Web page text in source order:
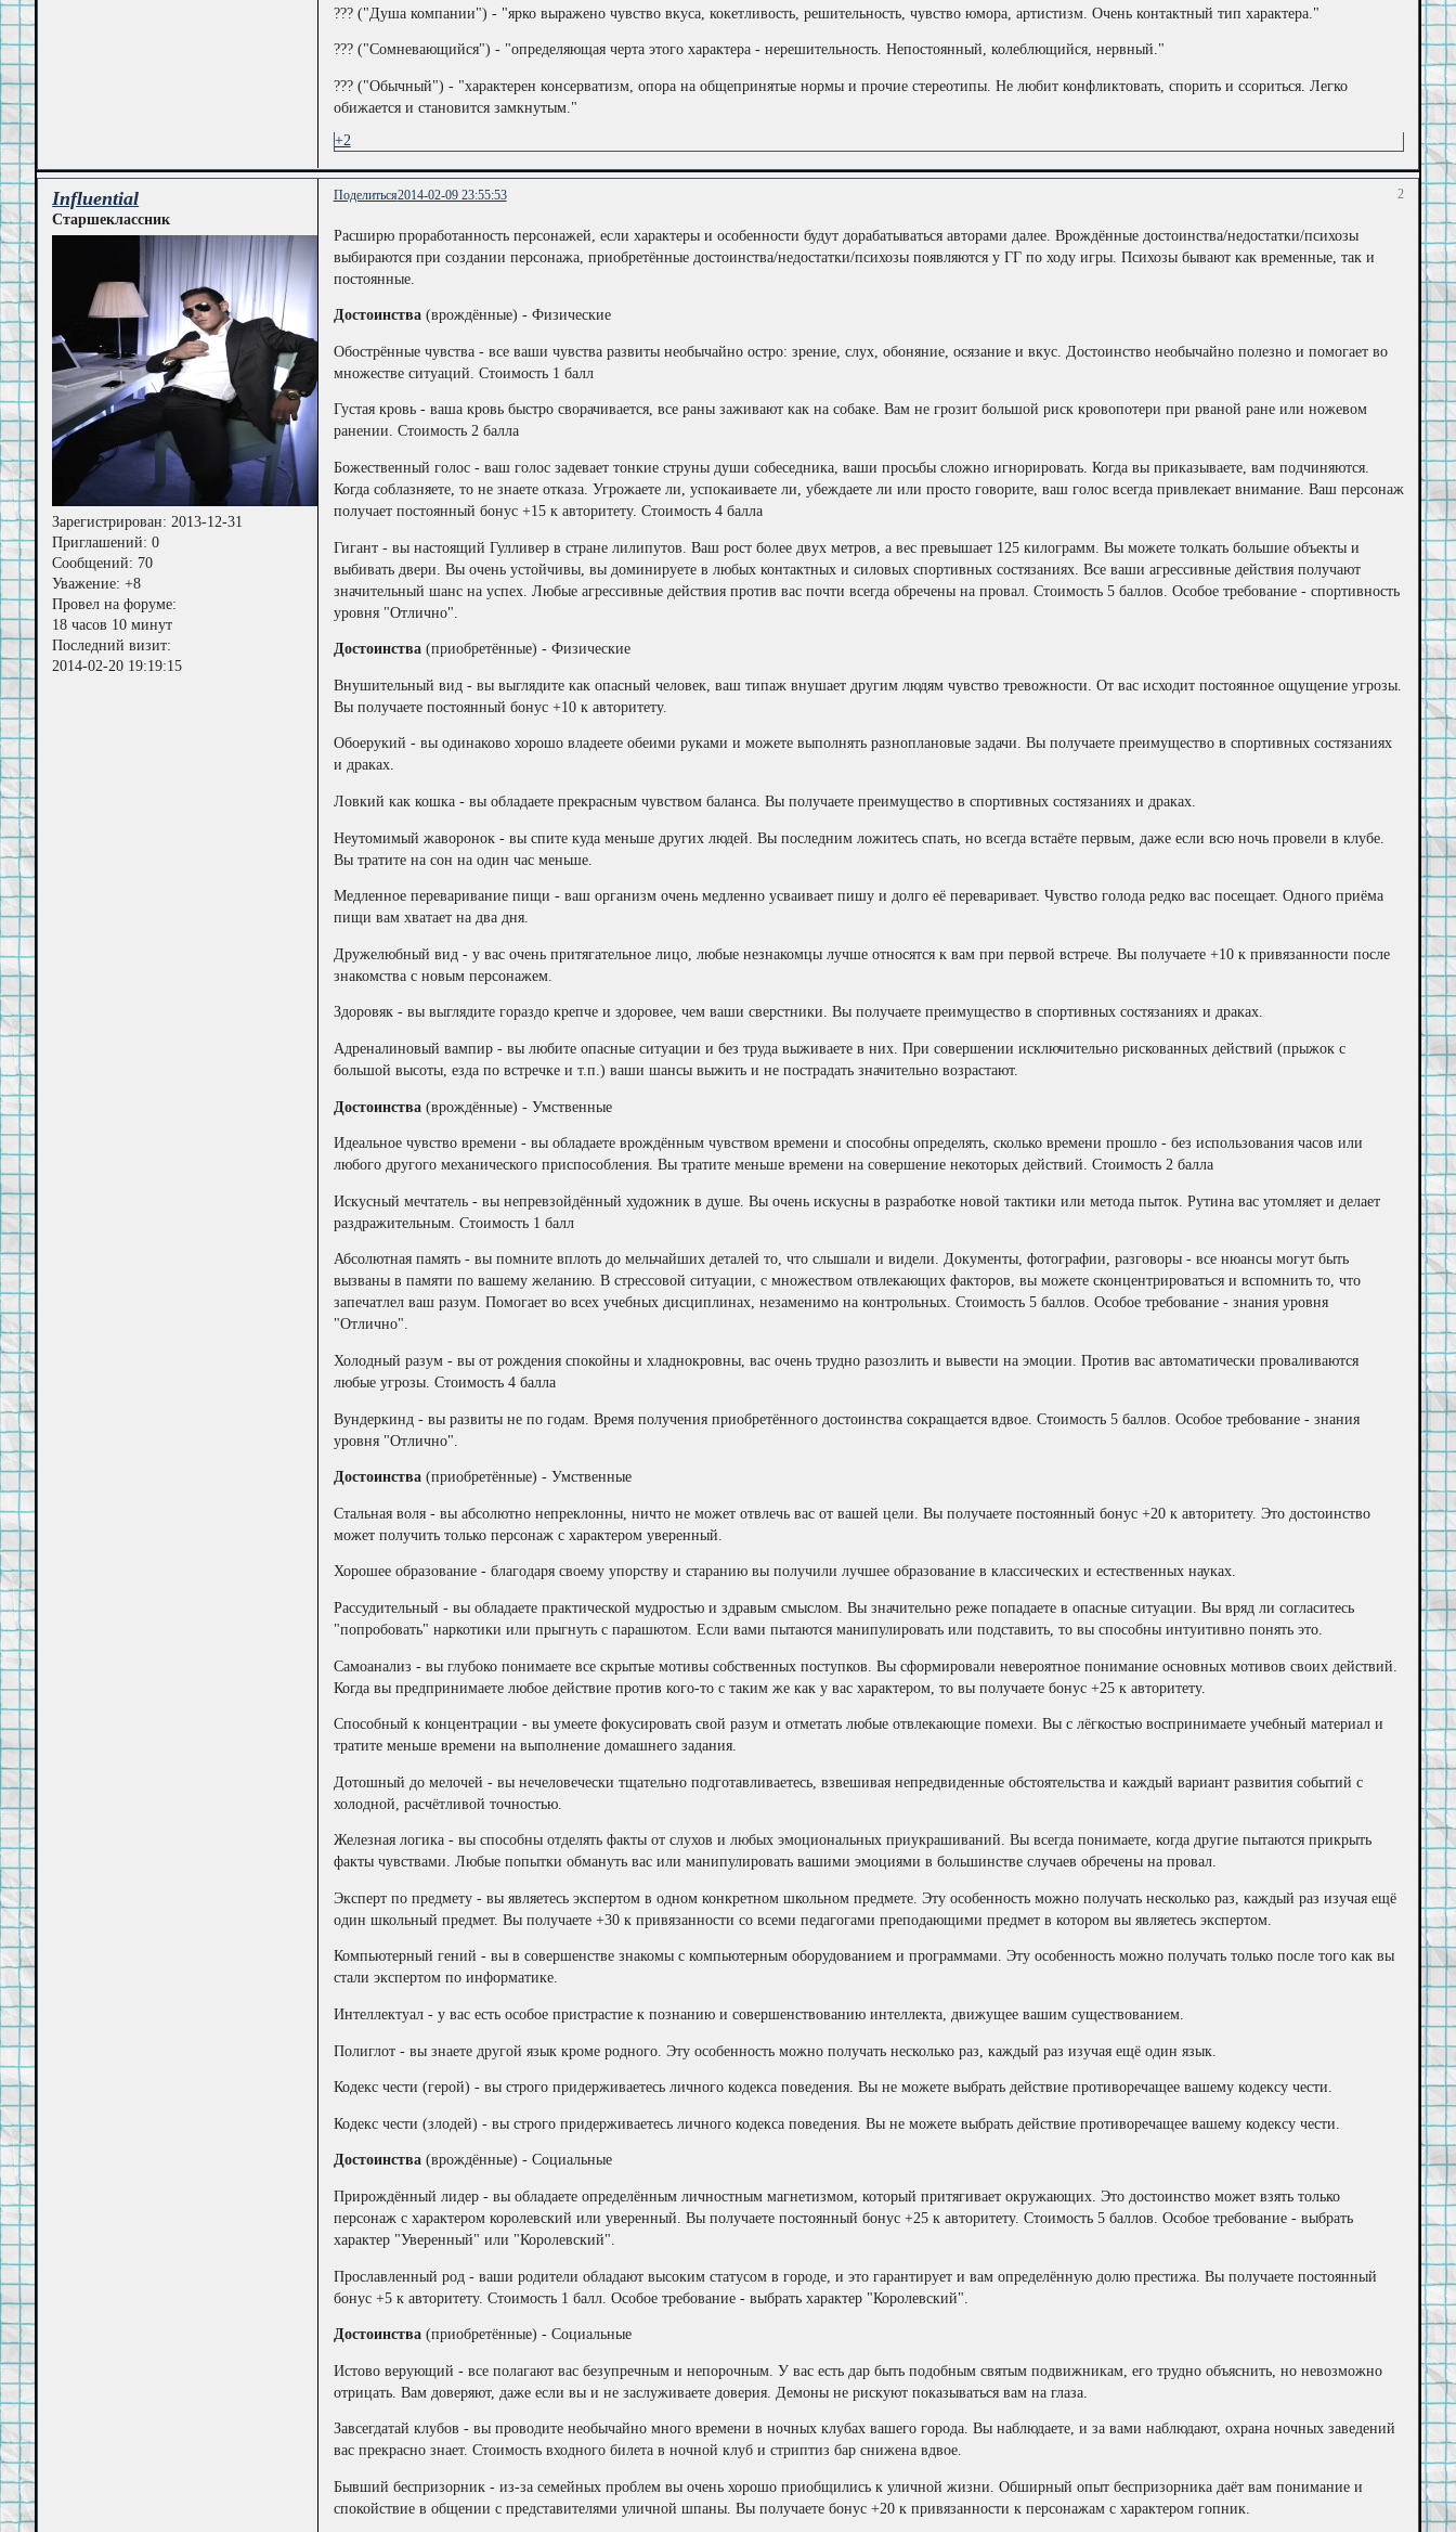
??? ("Душа компании") - "ярко выражено чувство вкуса, кокетливость, решительность, чувство юмора, артистизм. Очень контактный тип характера."
??? ("Сомневающийся") - "определяющая черта этого характера - нерешительность. Непостоянный, колеблющийся, нервный."
??? ("Обычный") - "характерен консерватизм, опора на общепринятые нормы и прочие стереотипы. Не любит конфликтовать, спорить и ссориться. Легко
обижается и становится замкнутым."
+2
Поделиться 2
2014-02-09 23:55:53
Influential
Старшеклассник
Зарегистрирован: 2013-12-31
Приглашений: 0
Сообщений: 70
Уважение: +8
Провел на форуме:
18 часов 10 минут
Последний визит:
2014-02-20 19:19:15
Расширю проработанность персонажей, если характеры и особенности будут дорабатываться авторами далее. Врождённые достоинства/недостатки/психозы
выбираются при создании персонажа, приобретённые достоинства/недостатки/психозы появляются у ГГ по ходу игры. Психозы бывают как временные, так и
постоянные.
Достоинства(врождённые) - Физические
Обострённые чувства - все ваши чувства развиты необычайно остро: зрение, слух, обоняние, осязание и вкус. Достоинство необычайно полезно и помогает во
множестве ситуаций. Стоимость 1 балл
Густая кровь - ваша кровь быстро сворачивается, все раны заживают как на собаке. Вам не грозит большой риск кровопотери при рваной ране или ножевом
ранении. Стоимость 2 балла
Божественный голос - ваш голос задевает тонкие струны души собеседника, ваши просьбы сложно игнорировать. Когда вы приказываете, вам подчиняются.
Когда соблазняете, то не знаете отказа. Угрожаете ли, успокаиваете ли, убеждаете ли или просто говорите, ваш голос всегда привлекает внимание. Ваш персонаж
получает постоянный бонус +15 к авторитету. Стоимость 4 балла
Гигант - вы настоящий Гулливер в стране лилипутов. Ваш рост более двух метров, а вес превышает 125 килограмм. Вы можете толкать большие объекты и
выбивать двери. Вы очень устойчивы, вы доминируете в любых контактных и силовых спортивных состязаниях. Все ваши агрессивные действия получают
значительный шанс на успех. Любые агрессивные действия против вас почти всегда обречены на провал. Стоимость 5 баллов. Особое требование - спортивность
уровня "Отлично".
Достоинства(приобретённые) - Физические
Внушительный вид - вы выглядите как опасный человек, ваш типаж внушает другим людям чувство тревожности. От вас исходит постоянное ощущение угрозы.
Вы получаете постоянный бонус +10 к авторитету.
Обоерукий - вы одинаково хорошо владеете обеими руками и можете выполнять разноплановые задачи. Вы получаете преимущество в спортивных состязаниях
и драках.
Ловкий как кошка - вы обладаете прекрасным чувством баланса. Вы получаете преимущество в спортивных состязаниях и драках.
Неутомимый жаворонок - вы спите куда меньше других людей. Вы последним ложитесь спать, но всегда встаёте первым, даже если всю ночь провели в клубе.
Вы тратите на сон на один час меньше.
Медленное переваривание пищи - ваш организм очень медленно усваивает пишу и долго её переваривает. Чувство голода редко вас посещает. Одного приёма
пищи вам хватает на два дня.
Дружелюбный вид - у вас очень притягательное лицо, любые незнакомцы лучше относятся к вам при первой встрече. Вы получаете +10 к привязанности после
знакомства с новым персонажем.
Здоровяк - вы выглядите гораздо крепче и здоровее, чем ваши сверстники. Вы получаете преимущество в спортивных состязаниях и драках.
Адреналиновый вампир - вы любите опасные ситуации и без труда выживаете в них. При совершении исключительно рискованных действий (прыжок с
большой высоты, езда по встречке и т.п.) ваши шансы выжить и не пострадать значительно возрастают.
Достоинства(врождённые) - Умственные
Идеальное чувство времени - вы обладаете врождённым чувством времени и способны определять, сколько времени прошло - без использования часов или
любого другого механического приспособления. Вы тратите меньше времени на совершение некоторых действий. Стоимость 2 балла
Искусный мечтатель - вы непревзойдённый художник в душе. Вы очень искусны в разработке новой тактики или метода пыток. Рутина вас утомляет и делает
раздражительным. Стоимость 1 балл
Абсолютная память - вы помните вплоть до мельчайших деталей то, что слышали и видели. Документы, фотографии, разговоры - все нюансы могут быть
вызваны в памяти по вашему желанию. В стрессовой ситуации, с множеством отвлекающих факторов, вы можете сконцентрироваться и вспомнить то, что
запечатлел ваш разум. Помогает во всех учебных дисциплинах, незаменимо на контрольных. Стоимость 5 баллов. Особое требование - знания уровня
"Отлично".
Холодный разум - вы от рождения спокойны и хладнокровны, вас очень трудно разозлить и вывести на эмоции. Против вас автоматически проваливаются
любые угрозы. Стоимость 4 балла
Вундеркинд - вы развиты не по годам. Время получения приобретённого достоинства сокращается вдвое. Стоимость 5 баллов. Особое требование - знания
уровня "Отлично".
Достоинства(приобретённые) - Умственные
Стальная воля - вы абсолютно непреклонны, ничто не может отвлечь вас от вашей цели. Вы получаете постоянный бонус +20 к авторитету. Это достоинство
может получить только персонаж с характером уверенный.
Хорошее образование - благодаря своему упорству и старанию вы получили лучшее образование в классических и естественных науках.
Рассудительный - вы обладаете практической мудростью и здравым смыслом. Вы значительно реже попадаете в опасные ситуации. Вы вряд ли согласитесь
"попробовать" наркотики или прыгнуть с парашютом. Если вами пытаются манипулировать или подставить, то вы способны интуитивно понять это.
Самоанализ - вы глубоко понимаете все скрытые мотивы собственных поступков. Вы сформировали невероятное понимание основных мотивов своих действий.
Когда вы предпринимаете любое действие против кого-то с таким же как у вас характером, то вы получаете бонус +25 к авторитету.
Способный к концентрации - вы умеете фокусировать свой разум и отметать любые отвлекающие помехи. Вы с лёгкостью воспринимаете учебный материал и
тратите меньше времени на выполнение домашнего задания.
Дотошный до мелочей - вы нечеловечески тщательно подготавливаетесь, взвешивая непредвиденные обстоятельства и каждый вариант развития событий с
холодной, расчётливой точностью.
Железная логика - вы способны отделять факты от слухов и любых эмоциональных приукрашиваний. Вы всегда понимаете, когда другие пытаются прикрыть
факты чувствами. Любые попытки обмануть вас или манипулировать вашими эмоциями в большинстве случаев обречены на провал.
Эксперт по предмету - вы являетесь экспертом в одном конкретном школьном предмете. Эту особенность можно получать несколько раз, каждый раз изучая ещё
один школьный предмет. Вы получаете +30 к привязанности со всеми педагогами преподающими предмет в котором вы являетесь экспертом.
Компьютерный гений - вы в совершенстве знакомы с компьютерным оборудованием и программами. Эту особенность можно получать только после того как вы
стали экспертом по информатике.
Интеллектуал - у вас есть особое пристрастие к познанию и совершенствованию интеллекта, движущее вашим существованием.
Полиглот - вы знаете другой язык кроме родного. Эту особенность можно получать несколько раз, каждый раз изучая ещё один язык.
Кодекс чести (герой) - вы строго придерживаетесь личного кодекса поведения. Вы не можете выбрать действие противоречащее вашему кодексу чести.
Кодекс чести (злодей) - вы строго придерживаетесь личного кодекса поведения. Вы не можете выбрать действие противоречащее вашему кодексу чести.
Достоинства(врождённые) - Социальные
Прирождённый лидер - вы обладаете определённым личностным магнетизмом, который притягивает окружающих. Это достоинство может взять только
персонаж с характером королевский или уверенный. Вы получаете постоянный бонус +25 к авторитету. Стоимость 5 баллов. Особое требование - выбрать
характер "Уверенный" или "Королевский".
Прославленный род - ваши родители обладают высоким статусом в городе, и это гарантирует и вам определённую долю престижа. Вы получаете постоянный
бонус +5 к авторитету. Стоимость 1 балл. Особое требование - выбрать характер "Королевский".
Достоинства(приобретённые) - Социальные
Истово верующий - все полагают вас безупречным и непорочным. У вас есть дар быть подобным святым подвижникам, его трудно объяснить, но невозможно
отрицать. Вам доверяют, даже если вы и не заслуживаете доверия. Демоны не рискуют показываться вам на глаза.
Завсегдатай клубов - вы проводите необычайно много времени в ночных клубах вашего города. Вы наблюдаете, и за вами наблюдают, охрана ночных заведений
вас прекрасно знает. Стоимость входного билета в ночной клуб и стриптиз бар снижена вдвое.
Бывший беспризорник - из-за семейных проблем вы очень хорошо приобщились к уличной жизни. Обширный опыт беспризорника даёт вам понимание и
спокойствие в общении с представителями уличной шпаны. Вы получаете бонус +20 к привязанности к персонажам с характером гопник.